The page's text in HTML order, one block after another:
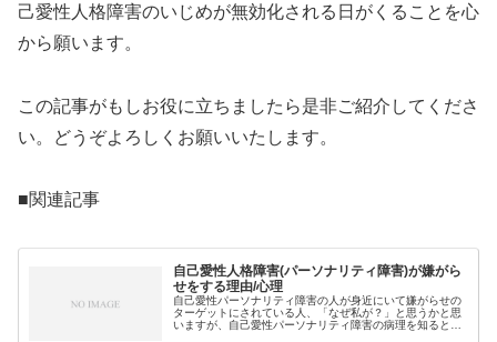
己愛性人格障害のいじめが無効化される日がくることを心
から願います。
この記事がもしお役に立ちましたら是非ご紹介してくださ
い。どうぞよろしくお願いいたします。
■関連記事
自己愛性人格障害(パーソナリティ障害)が嫌がら
せをする理由/心理
自己愛性パーソナリティ障害の人が身近にいて嫌がらせの
ターゲットにされている人、「なぜ私が？」と思うかと思
いますが、自己愛性パーソナリティ障害の病理を知るとそ